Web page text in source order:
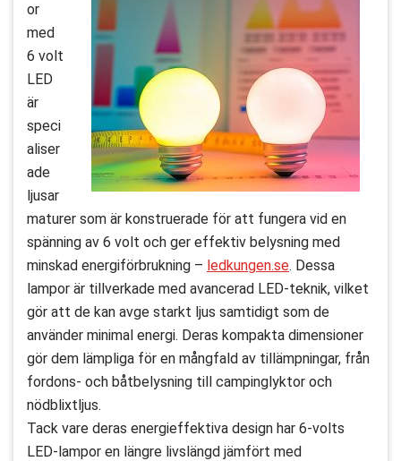
or
med
6 volt
LED
är
speci
aliser
ade
ljusar
maturer som är konstruerade för att fungera vid en
spänning av 6 volt och ger effektiv belysning med
minskad energiförbrukning – ledkungen.se. Dessa
lampor är tillverkade med avancerad LED-teknik, vilket
gör att de kan avge starkt ljus samtidigt som de
använder minimal energi. Deras kompakta dimensioner
gör dem lämpliga för en mångfald av tillämpningar, från
fordons- och båtbelysning till campinglyktor och
nödblixtljus.
Tack vare deras energieffektiva design har 6-volts
LED-lampor en längre livslängd jämfört med